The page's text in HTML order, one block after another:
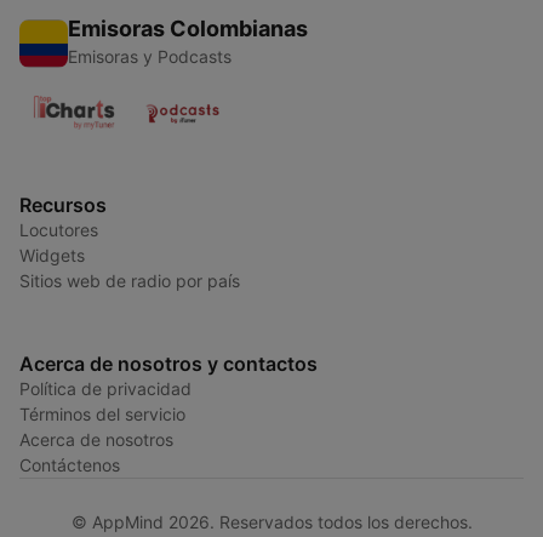
Emisoras Colombianas
Emisoras y Podcasts
Recursos
Locutores
Widgets
Sitios web de radio por país
Acerca de nosotros y contactos
Política de privacidad
Términos del servicio
Acerca de nosotros
Contáctenos
© AppMind 2026. Reservados todos los derechos.